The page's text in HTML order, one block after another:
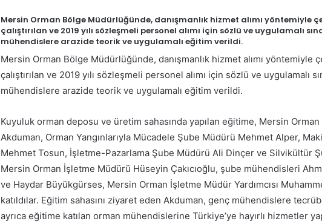
Mersin Orman Bölge Müdürlüğünde, danışmanlık hizmet alımı yöntemiyle
çalıştırılan ve 2019 yılı sözleşmeli personel alımı için sözlü ve uygulamalı
mühendislere arazide teorik ve uygulamalı eğitim verildi.
Mersin Orman Bölge Müdürlüğünde, danışmanlık hizmet alımı yöntemiyle
çalıştırılan ve 2019 yılı sözleşmeli personel alımı için sözlü ve uygulamalı
mühendislere arazide teorik ve uygulamalı eğitim verildi.
Kuyuluk orman deposu ve üretim sahasında yapılan eğitime, Mersin
Akduman, Orman Yangınlarıyla Mücadele Şube Müdürü Mehmet Alper,
Mehmet Tosun, İşletme-Pazarlama Şube Müdürü Ali Dinçer ve Silvikültür
Mersin Orman İşletme Müdürü Hüseyin Çakıcıoğlu, şube mühendisleri
ve Haydar Büyükgürses, Mersin Orman İşletme Müdür Yardımcısı
katıldılar. Eğitim sahasını ziyaret eden Akduman, genç mühendislere
ayrıca eğitime katılan orman mühendislerine Türkiye’ye hayırlı hizmetler